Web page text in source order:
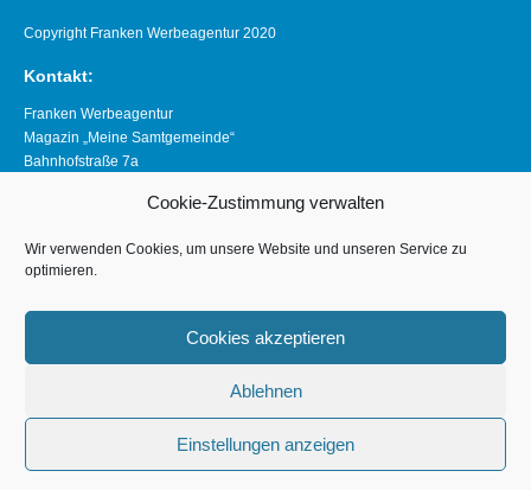
Cookie-Zustimmung verwalten
Wir verwenden Cookies, um unsere Website und unseren Service zu
optimieren.
Cookies akzeptieren
Ablehnen
Einstellungen anzeigen
Copyright Franken Werbeagentur 2020
Kontakt:
Franken Werbeagentur
Magazin „Meine Samtgemeinde“
Bahnhofstraße 7a
Telefon 04163 8390281
Links:
www.franken-werbeagentur.de
Datenschutzerklärung